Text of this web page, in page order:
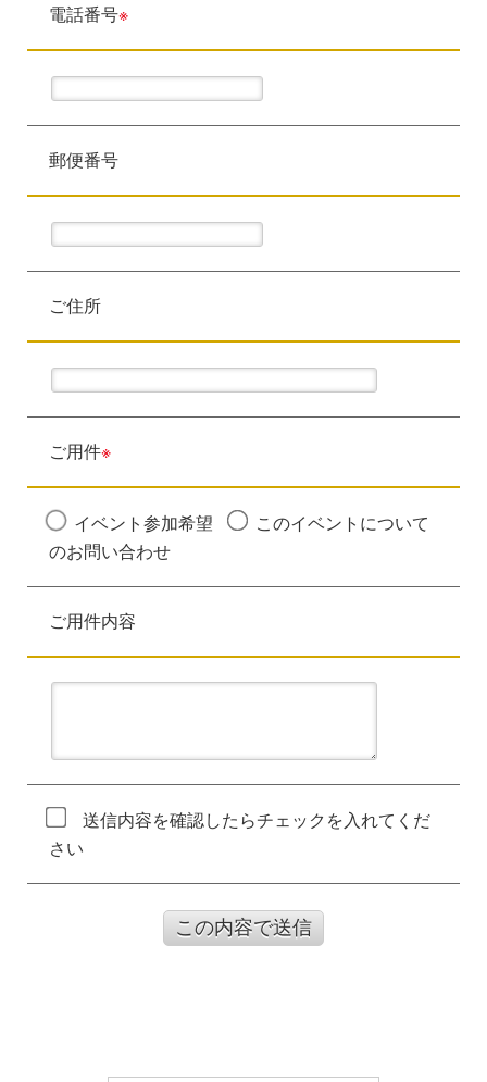
電話番号※
郵便番号
ご住所
ご用件※
イベント参加希望
このイベントについて
のお問い合わせ
ご用件内容
送信内容を確認したらチェックを入れてくだ
さい
この内容で送信